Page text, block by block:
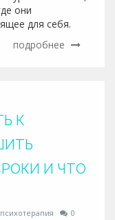
они
для себя.
подробнее
К
И ЧТО
психотерапия
0